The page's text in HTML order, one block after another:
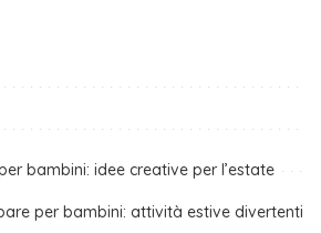
bambini: idee creative per l’estate
per bambini: attività estive divertenti